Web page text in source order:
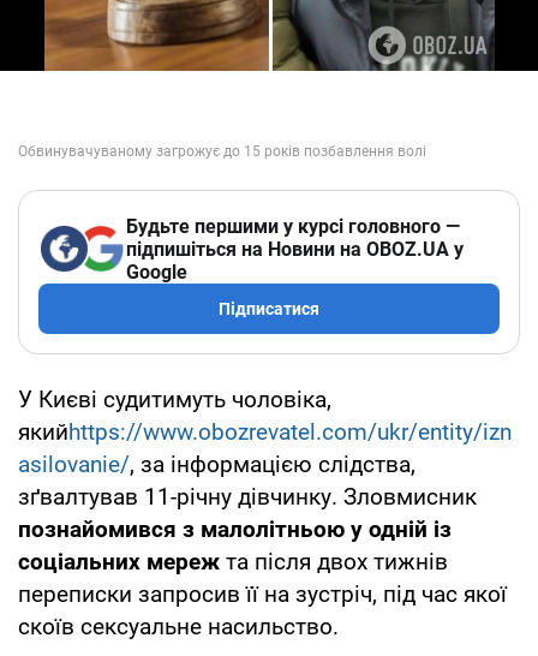
Будьте першими у курсі головного —
підпишіться на Новини на OBOZ.UA у
Google
Підписатися
У Києві судитимуть чоловіка,
якийhttps://www.obozrevatel.com/ukr/entity/izn
asilovanie/, за інформацією слідства,
зґвалтував 11-річну дівчинку. Зловмисник
познайомився з малолітньою у одній із
соціальних мереж та після двох тижнів
переписки запросив її на зустріч, під час якої
скоїв сексуальне насильство.